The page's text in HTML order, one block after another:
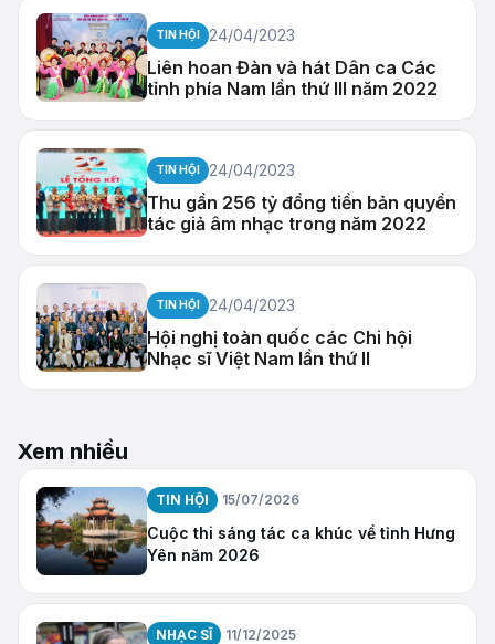
TIN HỘI 24/04/2023
Liên hoan Đàn và hát Dân ca Các
tỉnh phía Nam lần thứ III năm 2022
TIN HỘI 24/04/2023
Thu gần 256 tỷ đồng tiền bản quyền
tác giả âm nhạc trong năm 2022
TIN HỘI 24/04/2023
Hội nghị toàn quốc các Chi hội
Nhạc sĩ Việt Nam lần thứ II
Xem nhiều
TIN HỘI 15/07/2026
Cuộc thi sáng tác ca khúc về tỉnh Hưng
Yên năm 2026
NHẠC SĨ 11/12/2025